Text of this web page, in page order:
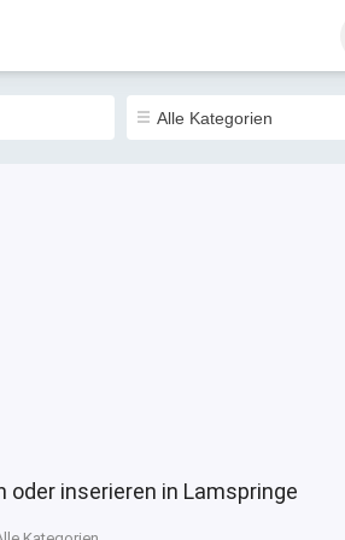
oder inserieren in Lamspringe